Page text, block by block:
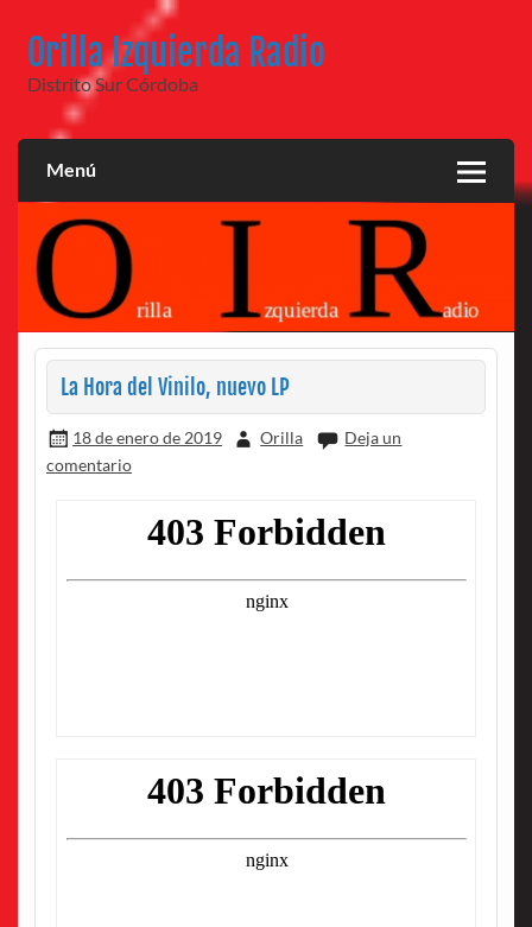
contenido
Orilla Izquierda Radio
Distrito Sur Córdoba
Menú
La Hora del Vinilo, nuevo LP
18 de enero de 2019 Orilla
Deja un
comentario